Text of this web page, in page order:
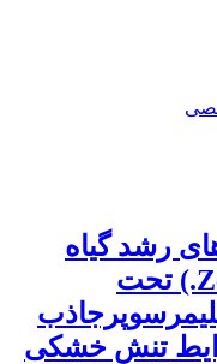
رشد گیاه
ذرت علوفه ای (Zea mays L.) تحت